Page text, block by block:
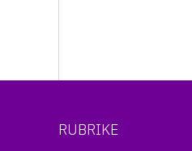
RUBRIKE